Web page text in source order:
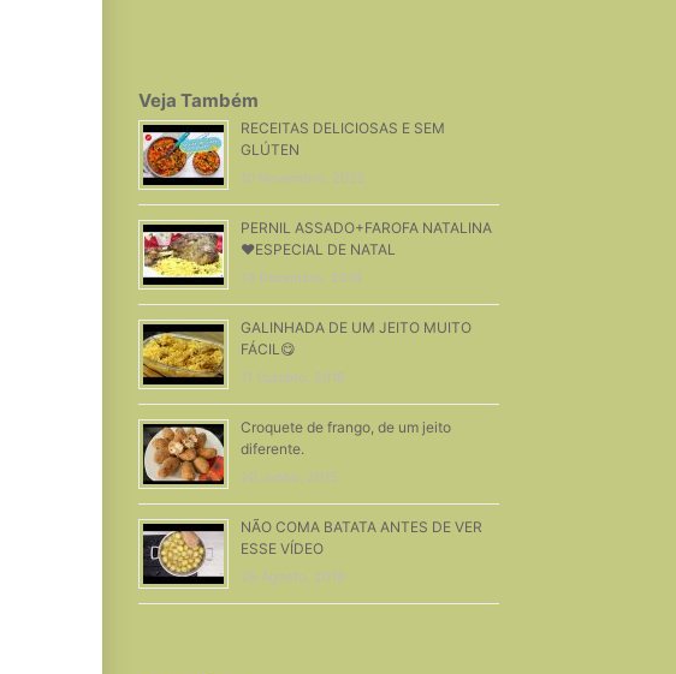
Veja Também
RECEITAS DELICIOSAS E SEM
GLÚTEN
10 Novembro, 2022
PERNIL ASSADO+FAROFA NATALINA
❤ESPECIAL DE NATAL
13 Dezembro, 2016
GALINHADA DE UM JEITO MUITO
FÁCIL😋
11 Outubro, 2018
Croquete de frango, de um jeito
diferente.
20 Junho, 2015
NÃO COMA BATATA ANTES DE VER
ESSE VÍDEO
26 Agosto, 2019